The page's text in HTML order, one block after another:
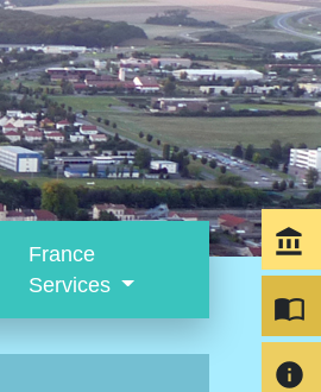
France
Services
account_balance
import_contacts
info